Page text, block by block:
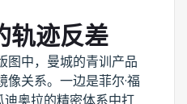
轨迹反差
图中，曼城的青训产品
关系。一边是菲尔·福